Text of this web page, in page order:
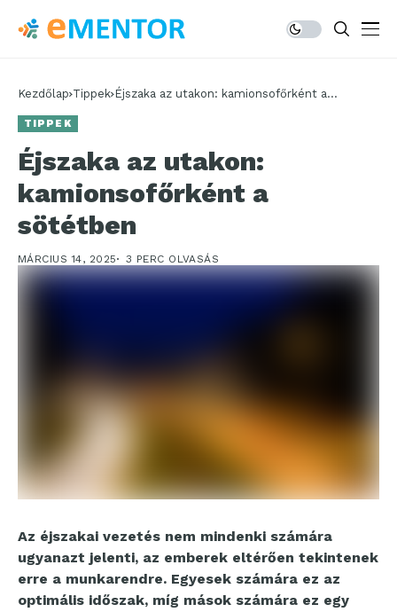
Kezdőlap Tippek Éjszaka az utakon: kamionsofőrként a
TIPPEK
Éjszaka az utakon:
kamionsofőrként a
sötétben
MÁRCIUS 14, 2025 3 PERC OLVASÁS
Az éjszakai vezetés nem mindenki számára
ugyanazt jelenti, az emberek eltérően tekintenek
erre a munkarendre. Egyesek számára ez az
optimális időszak, míg mások számára ez egy